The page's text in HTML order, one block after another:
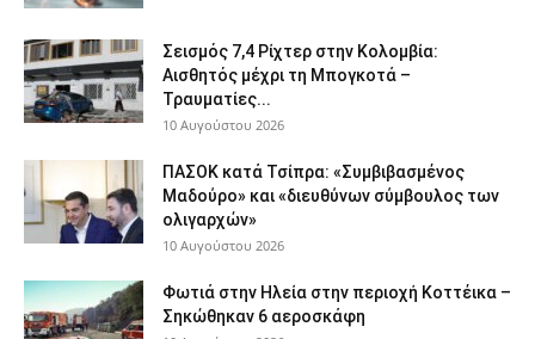
Σεισμός 7,4 Ρίχτερ στην Κολομβία:
Αισθητός μέχρι τη Μπογκοτά –
Τραυματίες...
10 Αυγούστου 2026
ΠΑΣΟΚ κατά Τσίπρα: «Συμβιβασμένος
Μαδούρο» και «διευθύνων σύμβουλος των
ολιγαρχών»
10 Αυγούστου 2026
Φωτιά στην Ηλεία στην περιοχή Κοττέικα –
Σηκώθηκαν 6 αεροσκάφη